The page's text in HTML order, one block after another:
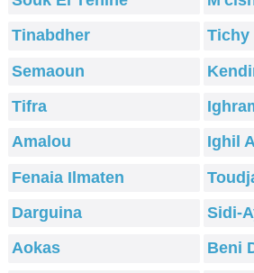
Tinabdher
Tichy
Semaoun
Tifra
Amalou
Ighil
Fenaia Ilmaten
Darguina
Sidi-
Aokas
Beni